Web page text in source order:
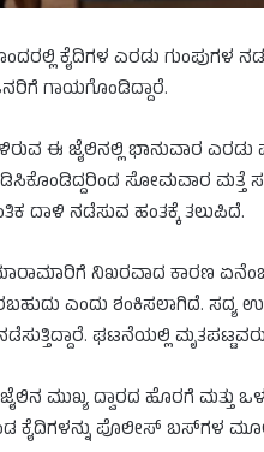
ಕೈದಿಗಳ ಎರಡು ಗುಂಪುಗಳ
ಜನರಿಗೆ ಗಾಯಗೊಂಡಿದ್ದಾರೆ.
ಈ ಜೈಲಿನಲ್ಲಿ ಭಾನುವಾರ ಎರಡು
ಸೋಮವಾರ ಮತ್ತೆ
ದಾಳಿ ನಡೆಸುವ ಹಂತಕ್ಕೆ ತಲುಪಿದೆ.
ನಿಖರವಾದ ಕಾರಣ
ಎಂದು ಶಂಕಿಸಲಾಗಿದೆ. ಸದ್ಯ
ಘಟನೆಯಲ್ಲಿ
ಮುಖ್ಯ ದ್ವಾರದ ಹೊರಗೆ ಮತ್ತು
ಪೊಲೀಸ್ ಬಸ್‌ಗಳ ಮೂಲಕ